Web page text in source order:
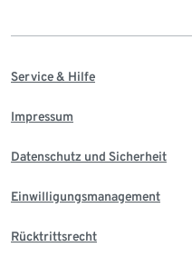
Service & Hilfe
Impressum
Datenschutz und Sicherheit
Einwilligungsmanagement
Rücktrittsrecht